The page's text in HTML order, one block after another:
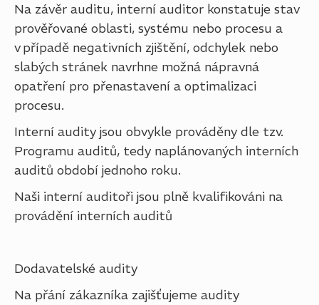
Na závěr auditu, interní auditor konstatuje stav
prověřované oblasti, systému nebo procesu a
v případě negativních zjištění, odchylek nebo
slabých stránek navrhne možná nápravná
opatření pro přenastavení a optimalizaci
procesu.
Interní audity jsou obvykle prováděny dle tzv.
Programu auditů, tedy naplánovaných interních
auditů období jednoho roku.
Naši interní auditoři jsou plně kvalifikováni na
provádění interních auditů
Dodavatelské audity
Na přání zákazníka zajišťujeme audity